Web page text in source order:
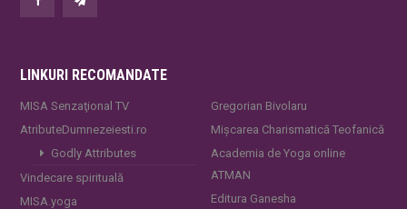
LINKURI RECOMANDATE
MISA Senzaţional TV
AtributeDumnezeiesti.ro
Godly Attributes
Vindecare spirituală
MISA.yoga
Gregorian Bivolaru
Mișcarea Charismatică Teofanică
Academia de Yoga online
ATMAN
Editura Ganesha